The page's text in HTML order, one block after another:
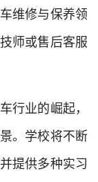
维修与保养领
师或售后客服
行业的崛起，
。学校将不断
提供多种实习